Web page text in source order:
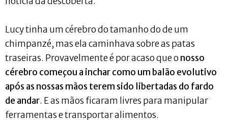
Lucy tinha um cérebro do tamanho do de um
chimpanzé, mas ela caminhava sobre as patas
traseiras. Provavelmente é por acaso que o nosso
cérebro começou a inchar como um balão evolutivo
após as nossas mãos terem sido libertadas do fardo
de andar. E as mãos ficaram livres para manipular
ferramentas e transportar alimentos.